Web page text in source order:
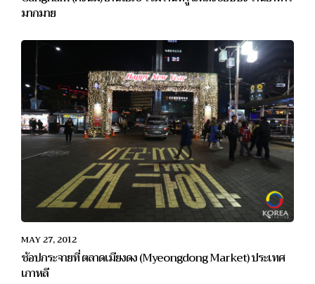
มากมาย
MAY 27, 2012
ช้อปกระจายที่ ตลาดเมียงดง (Myeongdong Market) ประเทศ
เกาหลี